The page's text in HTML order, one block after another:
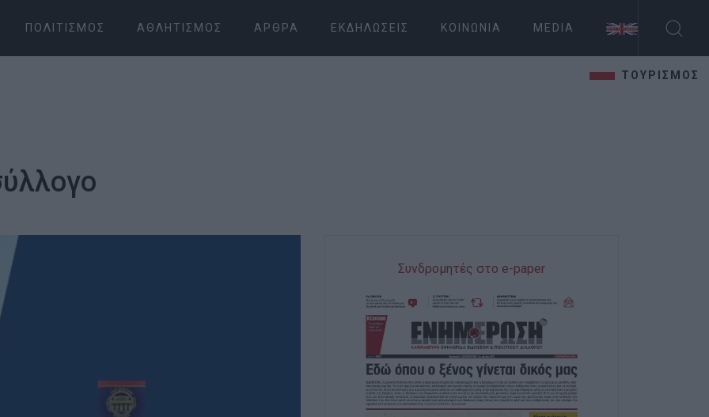
ΠΟΛΙΤΙΣΜΌΣ ΑΘΛΗΤΙΣΜΌΣ ΆΡΘΡΑ ΕΚΔΗΛΏΣΕΙΣ ΚΟΙΝΩΝΊΑ MEDIA
ΤΟΥΡΙΣΜΟΣ
Συνδρομητές στο e-paper